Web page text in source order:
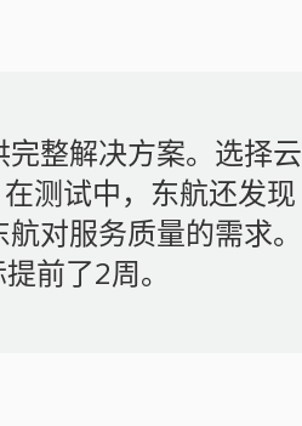
整解决方案。选择云
测试中，东航还发现
对服务质量的需求。
前了2周。